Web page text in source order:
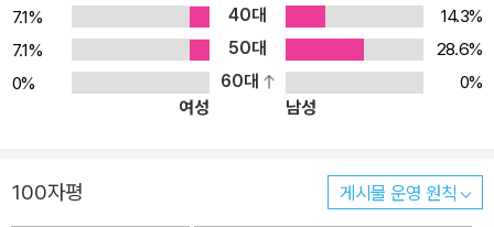
는 보안 개념도 배울 수 있어서 좋았습니다. FastAPI가 처음이거나
백엔드 개념이 명확하지 않다면 이 책으로 공부하길 추천합니다. _김
지수 초반에 FastAPI를 배워야 하는 이유에 대해 동기부여를 한 후,
중요한 핵심 개념을 설명하고, 이후 프로젝트를 실습해 보는 구성이
지는 느낌이었습니다. 최근 바이브 코딩의 가능성을 체험한 입장에서
역설적으로 기본기가 중요하다고 생각했는데, 이 책은 바로 그런 지
7.1%
40대
14.3%
7.1%
50대
28.6%
0%
60대
0%
여성
남성
100자평 게시물 운영 원칙